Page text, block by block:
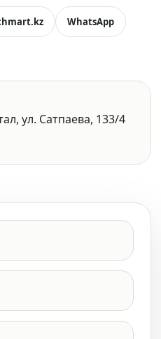
WhatsApp
ул. Сатпаева, 133/4